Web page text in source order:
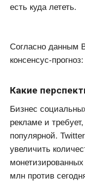
есть куда лететь.
Согласно данным
консенсус-прогноз:
Какие
Бизнес
рекламе и
популярной.
увеличить
млн против